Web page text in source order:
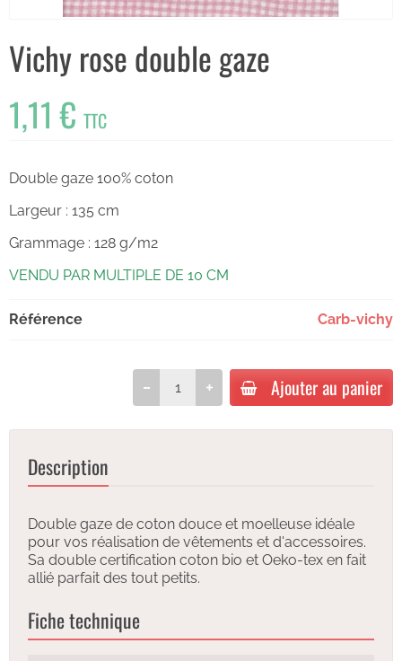
Vichy rose double gaze
1,11 € TTC
Double gaze 100% coton
Largeur : 135 cm
Grammage : 128 g/m2
VENDU PAR MULTIPLE DE 10 CM
Référence Carb-vichy
Ajouter au panier
Description
Double gaze de coton douce et moelleuse idéale
pour vos réalisation de vêtements et d'accessoires.
Sa double certification coton bio et Oeko-tex en fait
allié parfait des tout petits.
Fiche technique